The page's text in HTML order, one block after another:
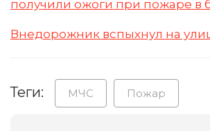
получили ожоги при пожаре в
Внедорожник вспыхнул на
Теги: МЧС Пожар